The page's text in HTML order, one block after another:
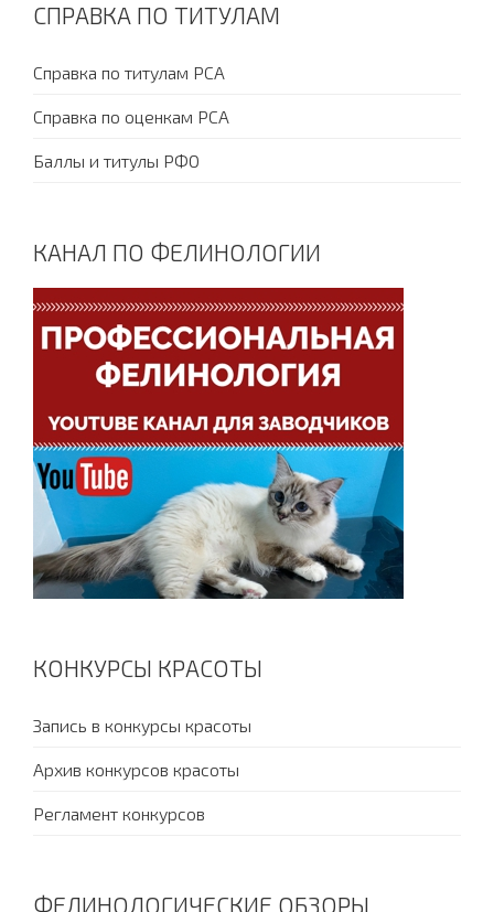
СПРАВКА ПО ТИТУЛАМ
Справка по титулам PCA
Справка по оценкам PCA
Баллы и титулы РФО
КАНАЛ ПО ФЕЛИНОЛОГИИ
КОНКУРСЫ КРАСОТЫ
Запись в конкурсы красоты
Архив конкурсов красоты
Регламент конкурсов
ФЕЛИНОЛОГИЧЕСКИЕ ОБЗОРЫ